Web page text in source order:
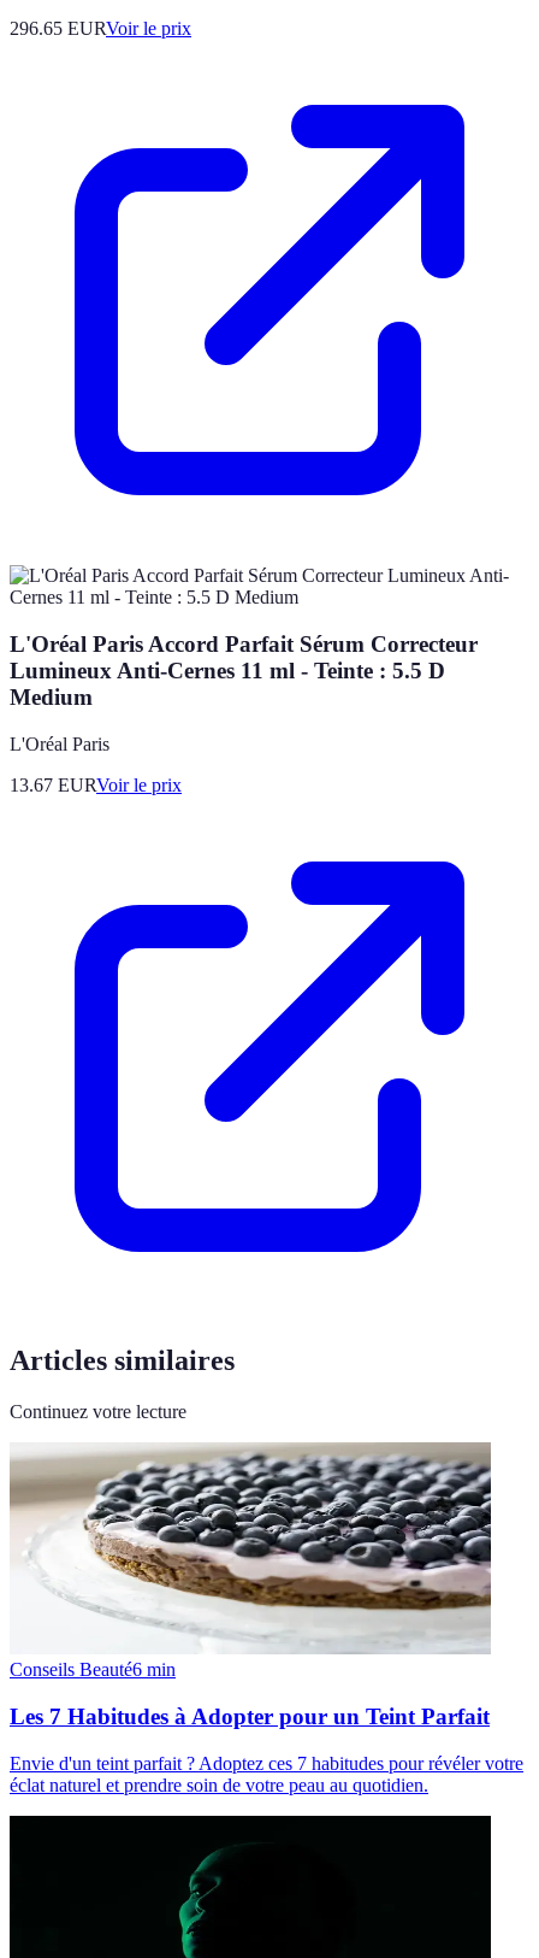
296.65 EURVoir le prix
L'Oréal Paris Accord Parfait Sérum Correcteur
Lumineux Anti-Cernes 11 ml - Teinte : 5.5 D
Medium
L'Oréal Paris
13.67 EURVoir le prix
Articles similaires
Continuez votre lecture
Conseils Beauté6 min
Les 7 Habitudes à Adopter pour un Teint Parfait
Envie d'un teint parfait ? Adoptez ces 7 habitudes pour révéler votre
éclat naturel et prendre soin de votre peau au quotidien.